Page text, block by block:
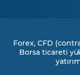
Forex, CFD
Borsa ticareti